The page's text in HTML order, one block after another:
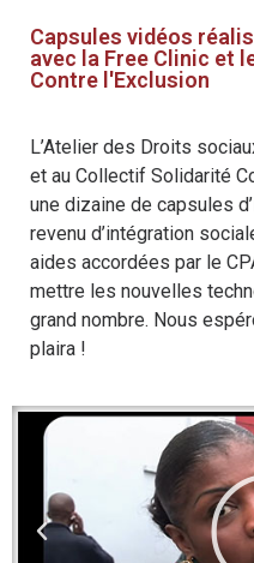
Capsules vidéos
avec la Free Clinic et
Contre l'Exclusion
L’Atelier des Droits
et au Collectif Solidarité
une dizaine de capsules
revenu d’intégration
aides accordées par le
mettre les nouvelles
grand nombre. Nous
plaira !